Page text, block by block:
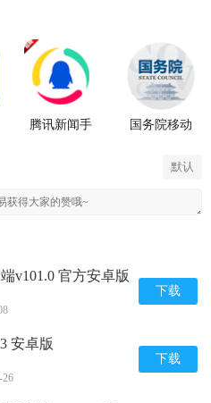
腾讯新闻手
国务院移动
默认
v101.0 官方安卓版
下载
安卓版
26
下载